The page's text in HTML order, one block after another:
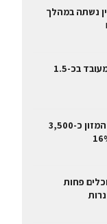
נשתה במהלך
בחג הפסח נאכל מוצרי מזון מעובד בכ-1.5
בשנת 2006 השיקה תעשיית המזון כ-3,500
פחות